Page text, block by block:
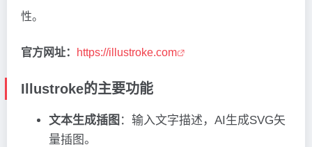
性。
官方网址： https://illustroke.com
Illustroke的主要功能
文本生成插图 ：输入文字描述，AI生成SVG矢
量插图。